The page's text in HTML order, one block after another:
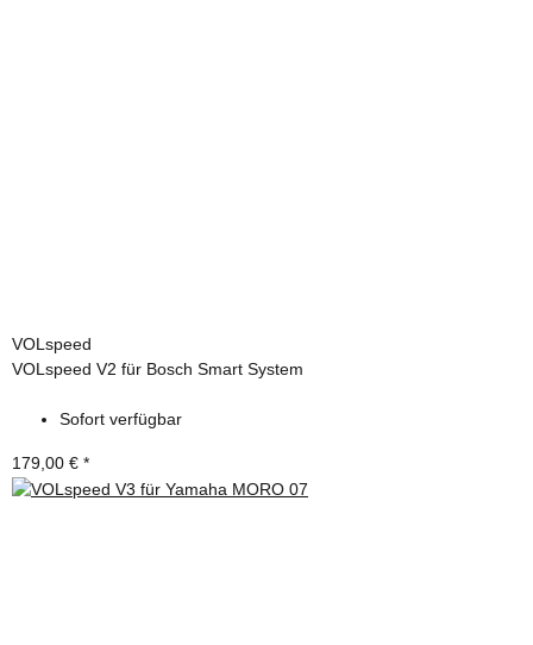
VOLspeed
VOLspeed V2 für Bosch Smart System
Sofort verfügbar
179,00 € *